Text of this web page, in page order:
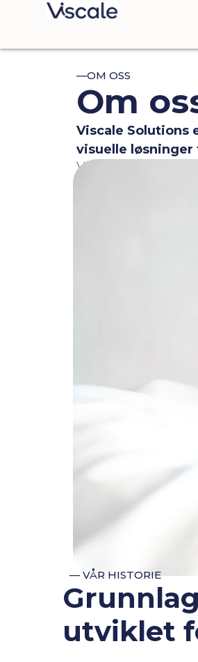
—OM OSS
Om
Viscale Solutions
visuelle
Vi kombinerer
— VÅR HISTORIE
utviklet